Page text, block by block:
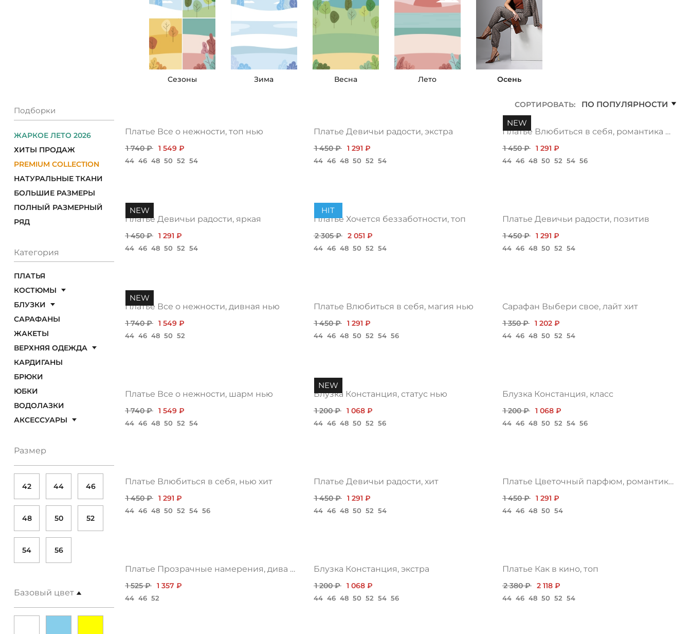
ЧАСТО ЗАДАВАЕМЫЕ ВОПРОСЫ
ОПТОВЫМ ПОКУПАТЕЛЯМ
РОЗНИЧНЫМ ПОКУПАТЕЛЯМ
ДОСТАВКА
ТАБЛИЦА РАЗМЕРОВ
МОСКВА
+7 (800) 511-35-10
ЗАКАЗАТЬ ЗВОНОК
Cезоны Зима Весна Лето Осень
Подборки
ЖАРКОЕ ЛЕТО 2026
ХИТЫ ПРОДАЖ
PREMIUM COLLECTION
НАТУРАЛЬНЫЕ ТКАНИ
БОЛЬШИЕ РАЗМЕРЫ
ПОЛНЫЙ РАЗМЕРНЫЙ
РЯД
Категория
ПЛАТЬЯ
КОСТЮМЫ
БЛУЗКИ
САРАФАНЫ
ЖАКЕТЫ
ВЕРХНЯЯ ОДЕЖДА
КАРДИГАНЫ
БРЮКИ
ЮБКИ
ВОДОЛАЗКИ
АКСЕССУАРЫ
Размер
42 44 46
48 50 52
54 56
Базовый цвет
СОРТИРОВАТЬ: ПО ПОПУЛЯРНОСТИ
Платье Все о нежности, топ нью
1 740 ₽ 1 549 ₽
44 46 48 50 52 54
Платье Девичьи радости, экстра
1 450 ₽ 1 291 ₽
44 46 48 50 52 54
NEW
Платье Влюбиться в себя, романтика нью
1 450 ₽ 1 291 ₽
44 46 48 50 52 54 56
NEW
Платье Девичьи радости, яркая
1 450 ₽ 1 291 ₽
44 46 48 50 52 54
HIT
Платье Хочется беззаботности, топ
2 305 ₽ 2 051 ₽
44 46 48 50 52 54
Платье Девичьи радости, позитив
1 450 ₽ 1 291 ₽
44 46 48 50 52 54
NEW
Платье Все о нежности, дивная нью
1 740 ₽ 1 549 ₽
44 46 48 50 52
Платье Влюбиться в себя, магия нью
1 450 ₽ 1 291 ₽
44 46 48 50 52 54 56
Сарафан Выбери свое, лайт хит
1 350 ₽ 1 202 ₽
44 46 48 50 52 54
Платье Все о нежности, шарм нью
1 740 ₽ 1 549 ₽
44 46 48 50 52 54
NEW
Блузка Констанция, статус нью
1 200 ₽ 1 068 ₽
44 46 48 50 52 56
Блузка Констанция, класс
1 200 ₽ 1 068 ₽
44 46 48 50 52 54 56
Платье Влюбиться в себя, нью хит
1 450 ₽ 1 291 ₽
44 46 48 50 52 54 56
Платье Девичьи радости, хит
1 450 ₽ 1 291 ₽
44 46 48 50 52 54
Платье Цветочный парфюм, романтика нью
1 450 ₽ 1 291 ₽
44 46 48 50 54
Платье Прозрачные намерения, дива топ
1 525 ₽ 1 357 ₽
44 46 52
Блузка Констанция, экстра
1 200 ₽ 1 068 ₽
44 46 48 50 52 54 56
Платье Как в кино, топ
2 380 ₽ 2 118 ₽
44 46 48 50 52 54